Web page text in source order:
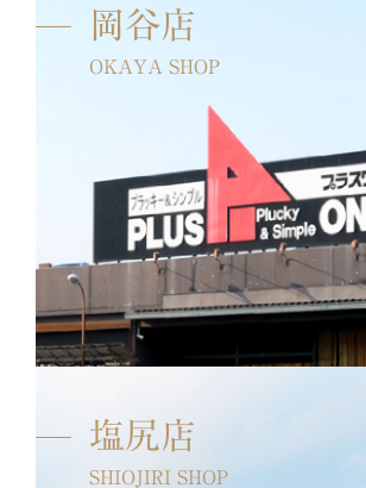
岡谷店
OKAYA SHOP
塩尻店
SHIOJIRI SHOP